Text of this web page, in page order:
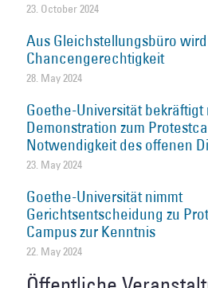
23. October 2024
Aus Gleichstellungsbüro
Chancengerechtigkeit
28. May 2024
Goethe-Universität bekräftigt
Demonstration zum
Notwendigkeit des offenen
23. May 2024
Goethe-Universität nimmt
Gerichtsentscheidung zu
Campus zur Kenntnis
22. May 2024